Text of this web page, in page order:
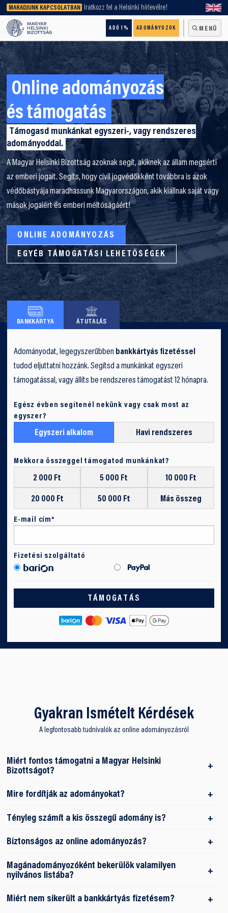
MARADJUNK KAPCSOLATBAN Iratkozz fel a Helsinki hírlevélre!
ADÓ 1% ADOMÁNYOZOK MENÜ
keresőnket!
Online adományozás
és támogatás
Támogasd munkánkat egyszeri-, vagy rendszeres
adományoddal.
A Magyar Helsinki Bizottság azoknak segít, akiknek az állam megsérti
az emberi jogait. Segíts, hogy civil jogvédőkként továbbra is azok
védőbástyája maradhassunk Magyarországon, akik kiállnak saját vagy
mások jogaiért és emberi méltóságáért!
ONLINE ADOMÁNYOZÁS
EGYÉB TÁMOGATÁSI LEHETŐSÉGEK
BANKKÁRTYA ÁTUTALÁS
Adományodat, legegyszerűbben bankkártyás fizetéssel
tudod eljuttatni hozzánk. Segítsd a munkánkat egyszeri
támogatással, vagy állíts be rendszeres támogatást 12 hónapra.
Egész évben segítenél nekünk vagy csak most az
egyszer?
Egyszeri alkalom Havi rendszeres
Mekkora összeggel támogatod munkánkat?
2 000 Ft 5 000 Ft 10 000 Ft
20 000 Ft 50 000 Ft Más összeg
E-mail cím*
Fizetési szolgáltató
TÁMOGATÁS
Gyakran Ismételt Kérdések
A legfontosabb tudnivalók az online adományozásról
Miért fontos támogatni a Magyar Helsinki
Bizottságot?
Mire fordítják az adományokat?
Tényleg számít a kis összegű adomány is?
Biztonságos az online adományozás?
Magánadományozóként bekerülök valamilyen
nyilvános listába?
Miért nem sikerült a bankkártyás fizetésem?